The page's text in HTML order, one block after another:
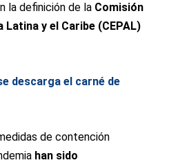
la definición de la Comisión
y el Caribe (CEPAL)
descarga el carné de
de contención
han sido